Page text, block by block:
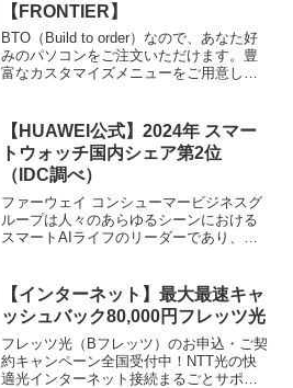
【FRONTIER】
BTO（Build to order）なので、あなた好
みのパソコンをご注文いただけます。豊
富なカスタマイズメニューをご用意して
だわりの高品質パソコンの心臓ともいえ
る電源装置に内蔵されているコンデンサ
ーを日本製にするなど、より高品質な部
品を採用しています。
【HUAWEI公式】2024年 スマー
トウォッチ国内シェア第2位
（IDC調べ）
ファーウェイ コンシューマービジネスグ
ループは人々のあらゆるシーンにおける
スマートAIライフのリーダーであり、ス
ミリーデバイス、デバイスクラウドサー
ビスを提供しています。最先端の技術を
お客様へ提供し、テクノロジーの進歩が
もたらす恩恵を世界中のより多くの人々
と共有できるよう邁進し続けており、一
歩一歩その夢へと近づいています。
【インターネット】最大最速キャ
ッシュバック80,000円フレッツ光
フレッツ光（Bフレッツ）のお申込・ご契
約キャンペーン全国受付中！NTT光の快
適光インターネット接続まるごとサポー